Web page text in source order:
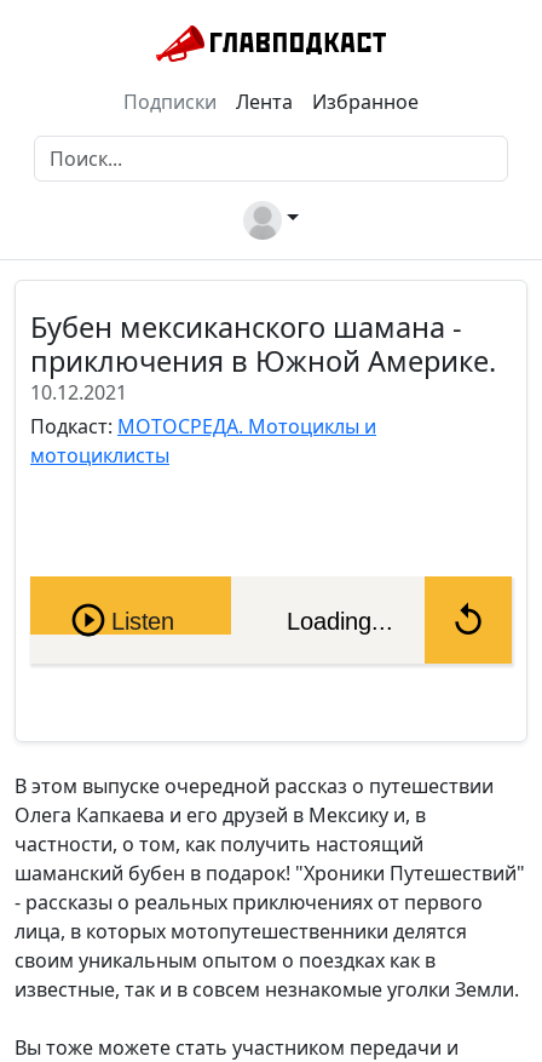
Подписки Лента Избранное
Бубен мексиканского шамана -
приключения в Южной Америке.
10.12.2021
Подкаст: МОТОСРЕДА. Мотоциклы и
мотоциклисты
Pause
Listen Loading...
В этом выпуске очередной рассказ о путешествии
Олега Капкаева и его друзей в Мексику и, в
частности, о том, как получить настоящий
шаманский бубен в подарок! "Хроники Путешествий"
- рассказы о реальных приключениях от первого
лица, в которых мотопутешественники делятся
своим уникальным опытом о поездках как в
известные, так и в совсем незнакомые уголки Земли.
Вы тоже можете стать участником передачи и